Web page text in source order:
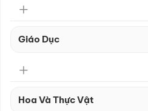
Giáo Dục
Hoa Và Thực Vật